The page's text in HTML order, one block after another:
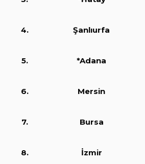
4. Şanlıurfa
5. *Adana
6. Mersin
7. Bursa
8. İzmir